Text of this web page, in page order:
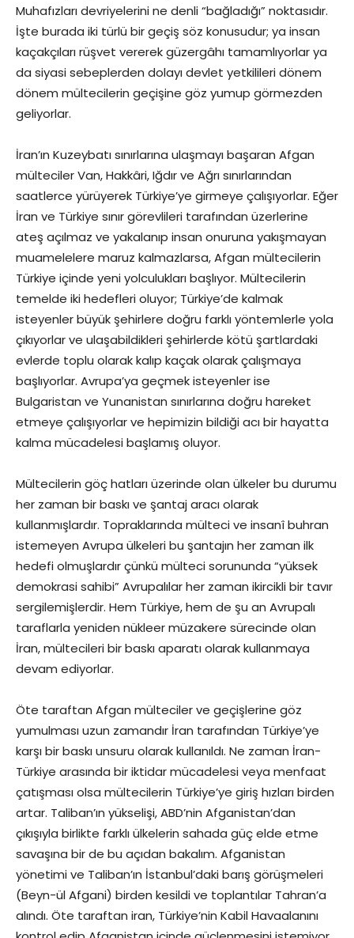
Muhafızları devriyelerini ne denli “bağladığı” noktasıdır.
İşte burada iki türlü bir geçiş söz konusudur; ya insan
kaçakçıları rüşvet vererek güzergâhı tamamlıyorlar ya
da siyasi sebeplerden dolayı devlet yetkilileri dönem
dönem mültecilerin geçişine göz yumup görmezden
geliyorlar.
İran’ın Kuzeybatı sınırlarına ulaşmayı başaran Afgan
mülteciler Van, Hakkâri, Iğdır ve Ağrı sınırlarından
saatlerce yürüyerek Türkiye’ye girmeye çalışıyorlar. Eğer
İran ve Türkiye sınır görevlileri tarafından üzerlerine
ateş açılmaz ve yakalanıp insan onuruna yakışmayan
muamelelere maruz kalmazlarsa, Afgan mültecilerin
Türkiye içinde yeni yolculukları başlıyor. Mültecilerin
temelde iki hedefleri oluyor; Türkiye’de kalmak
isteyenler büyük şehirlere doğru farklı yöntemlerle yola
çıkıyorlar ve ulaşabildikleri şehirlerde kötü şartlardaki
evlerde toplu olarak kalıp kaçak olarak çalışmaya
başlıyorlar. Avrupa’ya geçmek isteyenler ise
Bulgaristan ve Yunanistan sınırlarına doğru hareket
etmeye çalışıyorlar ve hepimizin bildiği acı bir hayatta
kalma mücadelesi başlamış oluyor.
Mültecilerin göç hatları üzerinde olan ülkeler bu durumu
her zaman bir baskı ve şantaj aracı olarak
kullanmışlardır. Topraklarında mülteci ve insanî buhran
istemeyen Avrupa ülkeleri bu şantajın her zaman ilk
hedefi olmuşlardır çünkü mülteci sorununda “yüksek
demokrasi sahibi” Avrupalılar her zaman ikircikli bir tavır
sergilemişlerdir. Hem Türkiye, hem de şu an Avrupalı
taraflarla yeniden nükleer müzakere sürecinde olan
İran, mültecileri bir baskı aparatı olarak kullanmaya
devam ediyorlar.
Öte taraftan Afgan mülteciler ve geçişlerine göz
yumulması uzun zamandır İran tarafından Türkiye’ye
karşı bir baskı unsuru olarak kullanıldı. Ne zaman İran-
Türkiye arasında bir iktidar mücadelesi veya menfaat
çatışması olsa mültecilerin Türkiye’ye giriş hızları birden
artar. Taliban’ın yükselişi, ABD’nin Afganistan’dan
çıkışıyla birlikte farklı ülkelerin sahada güç elde etme
savaşına bir de bu açıdan bakalım. Afganistan
yönetimi ve Taliban’ın İstanbul’daki barış görüşmeleri
(Beyn-ül Afgani) birden kesildi ve toplantılar Tahran’a
alındı. Öte taraftan iran, Türkiye’nin Kabil Havaalanını